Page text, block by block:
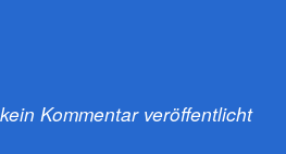
Kommentar veröffentlicht